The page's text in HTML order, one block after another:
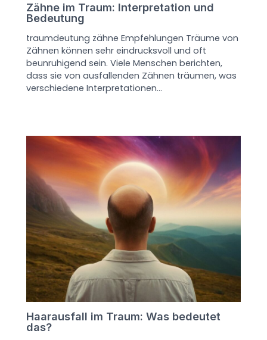
Zähne im Traum: Interpretation und
Bedeutung
traumdeutung zähne Empfehlungen Träume von
Zähnen können sehr eindrucksvoll und oft
beunruhigend sein. Viele Menschen berichten,
dass sie von ausfallenden Zähnen träumen, was
verschiedene Interpretationen…
Haarausfall im Traum: Was bedeutet
das?